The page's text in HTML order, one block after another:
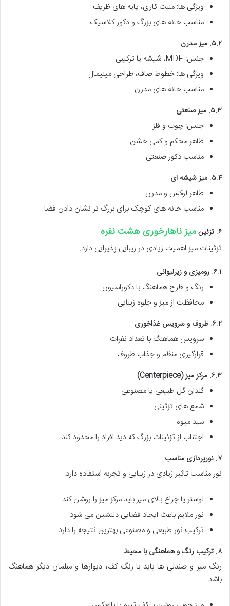
ویژگی ها: منبت کاری، پایه های ظریف
مناسب خانه های بزرگ و دکور کلاسیک
۵.۲. میز مدرن
جنس: MDF، شیشه یا ترکیبی
ویژگی ها: خطوط صاف، طراحی مینیمال
مناسب خانه های مدرن
۵.۳. میز صنعتی
جنس: چوب و فلز
ظاهر محکم و کمی خشن
مناسب دکور صنعتی
۵.۴. میز شیشه ای
ظاهر لوکس و مدرن
مناسب خانه های کوچک برای بزرگ تر نشان دادن فضا
۶. تزئین میز ناهارخوری هشت نفره
تزئینات میز اهمیت زیادی در زیبایی پذیرایی دارد.
۶.۱. رومیزی و زیرلیوانی
رنگ و طرح هماهنگ با دکوراسیون
محافظت از میز و جلوه زیبایی
۶.۲. ظروف و سرویس غذاخوری
سرویس هماهنگ با تعداد نفرات
قرارگیری منظم و جذاب ظروف
۶.۳. مرکز میز (Centerpiece)
گلدان گل طبیعی یا مصنوعی
شمع های تزئینی
سبد میوه
اجتناب از تزئینات بزرگ که دید افراد را محدود کند
۷. نورپردازی مناسب
نور مناسب تاثیر زیادی در زیبایی و تجربه استفاده دارد:
لوستر یا چراغ بالای میز باید مرکز میز را روشن کند
نور ملایم باعث ایجاد فضایی دلنشین می شود
ترکیب نور طبیعی و مصنوعی بهترین نتیجه را دارد
۸. ترکیب رنگ و هماهنگی با محیط
رنگ میز و صندلی ها باید با رنگ کف، دیوارها و مبلمان دیگر هماهنگ
باشد: